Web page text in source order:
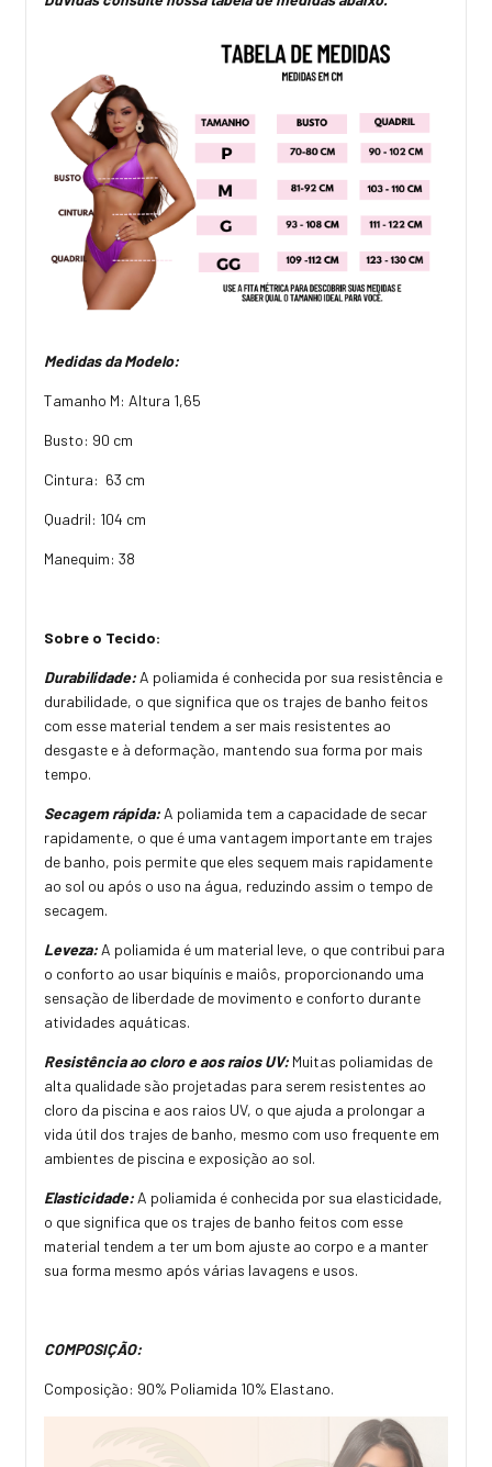
Medidas da Modelo:
Tamanho M: Altura 1,65
Busto: 90 cm
Cintura: 63 cm
Quadril: 104 cm
Manequim: 38
Sobre o Tecido:
Durabilidade:A poliamida é conhecida por sua resistência e
durabilidade, o que significa que os trajes de banho feitos
com esse material tendem a ser mais resistentes ao
desgaste e à deformação, mantendo sua forma por mais
tempo.
Secagem rápida:A poliamida tem a capacidade de secar
rapidamente, o que é uma vantagem importante em trajes
de banho, pois permite que eles sequem mais rapidamente
ao sol ou após o uso na água, reduzindo assim o tempo de
secagem.
Leveza:A poliamida é um material leve, o que contribui para
o conforto ao usar biquínis e maiôs, proporcionando uma
sensação de liberdade de movimento e conforto durante
atividades aquáticas.
Resistência ao cloro e aos raios UV: Muitas poliamidas de
alta qualidade são projetadas para serem resistentes ao
cloro da piscina e aos raios UV, o que ajuda a prolongar a
vida útil dos trajes de banho, mesmo com uso frequente em
ambientes de piscina e exposição ao sol.
Elasticidade:A poliamida é conhecida por sua elasticidade,
o que significa que os trajes de banho feitos com esse
material tendem a ter um bom ajuste ao corpo e a manter
sua forma mesmo após várias lavagens e usos.
COMPOSIÇÃO:
Composição: 90% Poliamida 10% Elastano.